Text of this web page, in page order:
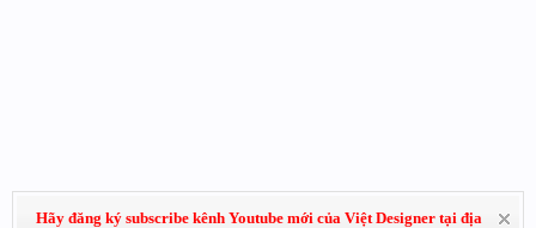
Hãy đăng ký subscribe kênh Youtube mới của Việt Designer tại địa